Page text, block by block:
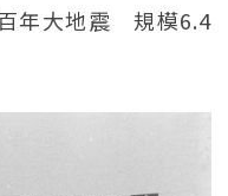
百年大地震 規模6.4